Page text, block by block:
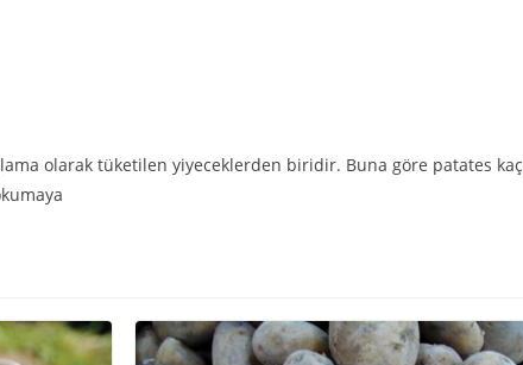
olarak tüketilen yiyeceklerden biridir. Buna göre patates kaç